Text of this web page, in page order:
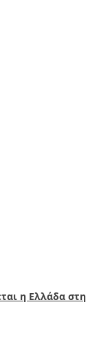
η Ελλάδα στη